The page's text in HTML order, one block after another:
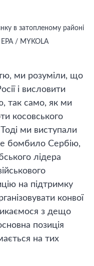
в затопленому районі
/ MYKOLA
ми розуміли, що
і висловити
так само, як ми
косовського
ми виступали
бомбило Сербію,
лідера
на підтримку
конвої
з дещо
позиція
на тих